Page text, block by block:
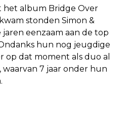
album Bridge Over
stonden Simon &
eenzaam aan de top
hun nog jeugdige
op dat moment als duo al
waarvan 7 jaar onder hun